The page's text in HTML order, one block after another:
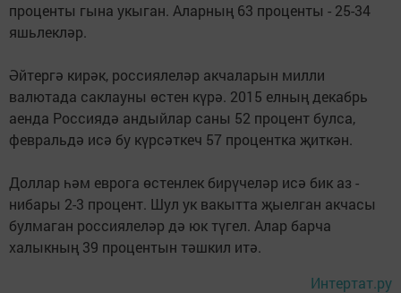
проценты гына укыган. Аларның 63 проценты - 25-34
яшьлекләр.
Әйтергә кирәк, россиялеләр акчаларын милли
валютада саклауны өстен күрә. 2015 елның декабрь
аенда Россиядә андыйлар саны 52 процент булса,
февральдә исә бу күрсәткеч 57 процентка җиткән.
Доллар һәм еврога өстенлек бирүчеләр исә бик аз -
нибары 2-3 процент. Шул ук вакытта җыелган акчасы
булмаган россиялеләр дә юк түгел. Алар барча
халыкның 39 процентын тәшкил итә.
Интертат.ру